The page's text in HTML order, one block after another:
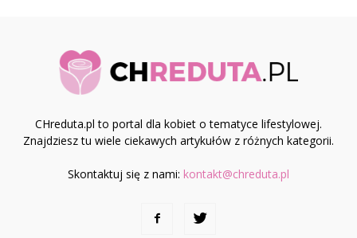
CHreduta.pl to portal dla kobiet o tematyce lifestylowej.
Znajdziesz tu wiele ciekawych artykułów z różnych kategorii.
Skontaktuj się z nami: kontakt@chreduta.pl